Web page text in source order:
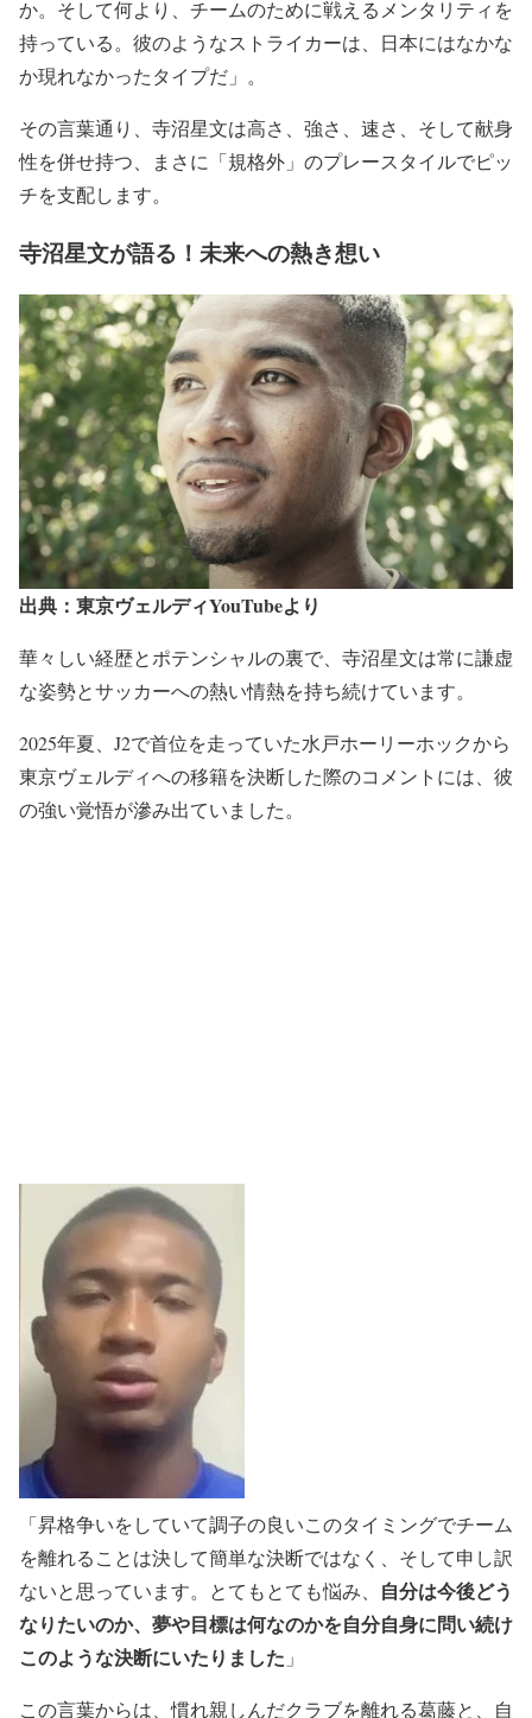
か。そして何より、チームのために戦えるメンタリティを
持っている。彼のようなストライカーは、日本にはなかな
か現れなかったタイプだ」。
その言葉通り、寺沼星文は高さ、強さ、速さ、そして献身
性を併せ持つ、まさに「規格外」のプレースタイルでピッ
チを支配します。
寺沼星文が語る！未来への熱き想い
出典：東京ヴェルディYouTubeより
華々しい経歴とポテンシャルの裏で、寺沼星文は常に謙虚
な姿勢とサッカーへの熱い情熱を持ち続けています。
2025年夏、J2で首位を走っていた水戸ホーリーホックから
東京ヴェルディへの移籍を決断した際のコメントには、彼
の強い覚悟が滲み出ていました。
「昇格争いをしていて調子の良いこのタイミングでチーム
を離れることは決して簡単な決断ではなく、そして申し訳
ないと思っています。とてもとても悩み、 自分は今後どう
なりたいのか、夢や目標は何なのかを自分自身に問い続け
このような決断にいたりました 」
この言葉からは、慣れ親しんだクラブを離れる葛藤と、自